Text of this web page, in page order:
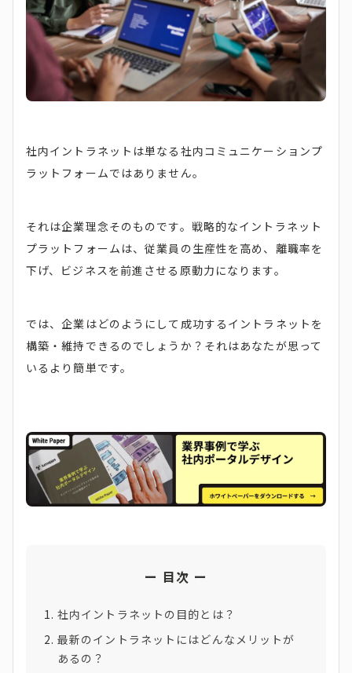
社内イントラネットは単なる社内コミュニケーションプ
ラットフォームではありません。
それは企業理念そのものです。戦略的なイントラネット
プラットフォームは、従業員の生産性を高め、離職率を
下げ、ビジネスを前進させる原動力になります。
では、企業はどのようにして成功するイントラネットを
構築・維持できるのでしょうか？それはあなたが思って
いるより簡単です。
目次
社内イントラネットの目的とは？
最新のイントラネットにはどんなメリットが
あるの？